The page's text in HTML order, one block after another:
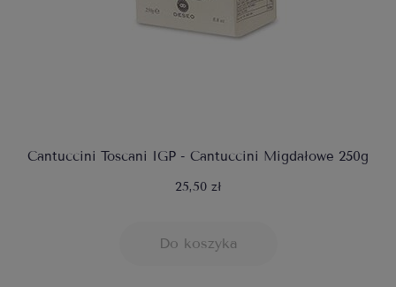
Cantuccini Toscani IGP - Cantuccini Migdałowe 250g
25,50 zł
Do koszyka